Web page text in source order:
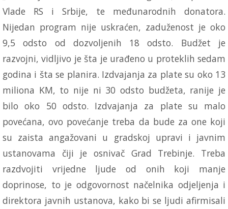
Vlade RS i Srbije, te međunarodnih donatora.
Nijedan program nije uskraćen, zaduženost je oko
9,5 odsto od dozvoljenih 18 odsto. Budžet je
razvojni, vidljivo je šta je urađeno u proteklih sedam
godina i šta se planira. Izdvajanja za plate su oko 13
miliona KM, to nije ni 30 odsto budžeta, ranije je
bilo oko 50 odsto. Izdvajanja za plate su malo
povećana, ovo povećanje treba da bude za one koji
su zaista angažovani u gradskoj upravi i javnim
ustanovama čiji je osnivač Grad Trebinje. Treba
razdvojiti vrijedne ljude od onih koji manje
doprinose, to je odgovornost načelnika odjeljenja i
direktora javnih ustanova, kako bi se ljudi afirmisali